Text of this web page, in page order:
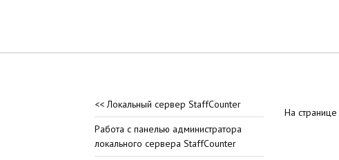
<< Локальный сервер StaffCounter
Работа с панелью администратора
локального сервера StaffCounter
На странице